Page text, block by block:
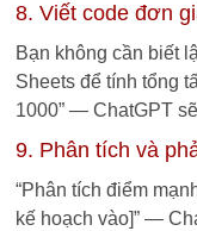
8. Viết code đơn
Bạn không cần biết
Sheets để tính tổng
1000” — ChatGPT
9. Phân tích và
“Phân tích điểm
kế hoạch vào]” —